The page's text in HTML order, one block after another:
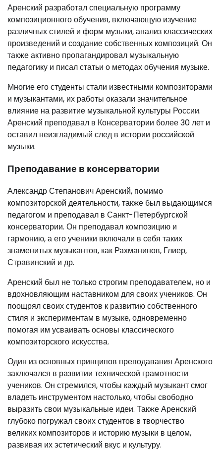
Аренский разработал специальную программу
композиционного обучения, включающую изучение
различных стилей и форм музыки, анализ классических
произведений и создание собственных композиций. Он
также активно пропагандировал музыкальную
педагогику и писал статьи о методах обучения музыке.
Многие его студенты стали известными композиторами
и музыкантами, их работы оказали значительное
влияние на развитие музыкальной культуры России.
Аренский преподавал в Консерватории более 30 лет и
оставил неизгладимый след в истории российской
музыки.
Преподавание в консерватории
Александр Степанович Аренский, помимо
композиторской деятельности, также был выдающимся
педагогом и преподавал в Санкт-Петербургской
консерватории. Он преподавал композицию и
гармонию, а его ученики включали в себя таких
знаменитых музыкантов, как Рахманинов, Глиер,
Стравинский и др.
Аренский был не только строгим преподавателем, но и
вдохновляющим наставником для своих учеников. Он
поощрял своих студентов к развитию собственного
стиля и экспериментам в музыке, одновременно
помогая им усваивать основы классического
композиторского искусства.
Один из основных принципов преподавания Аренского
заключался в развитии технической грамотности
учеников. Он стремился, чтобы каждый музыкант смог
владеть инструментом настолько, чтобы свободно
выразить свои музыкальные идеи. Также Аренский
глубоко погружал своих студентов в творчество
великих композиторов и историю музыки в целом,
развивая их эстетический вкус и культуру.